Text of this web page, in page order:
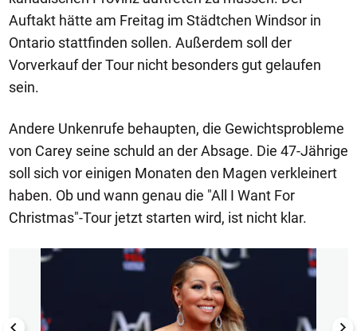
Auftakt hätte am Freitag im Städtchen Windsor in
Ontario stattfinden sollen. Außerdem soll der
Vorverkauf der Tour nicht besonders gut gelaufen
sein.
Andere Unkenrufe behaupten, die Gewichtsprobleme
von Carey seine schuld an der Absage. Die 47-Jährige
soll sich vor einigen Monaten den Magen verkleinert
haben. Ob und wann genau die "All I Want For
Christmas"-Tour jetzt starten wird, ist nicht klar.
1/6